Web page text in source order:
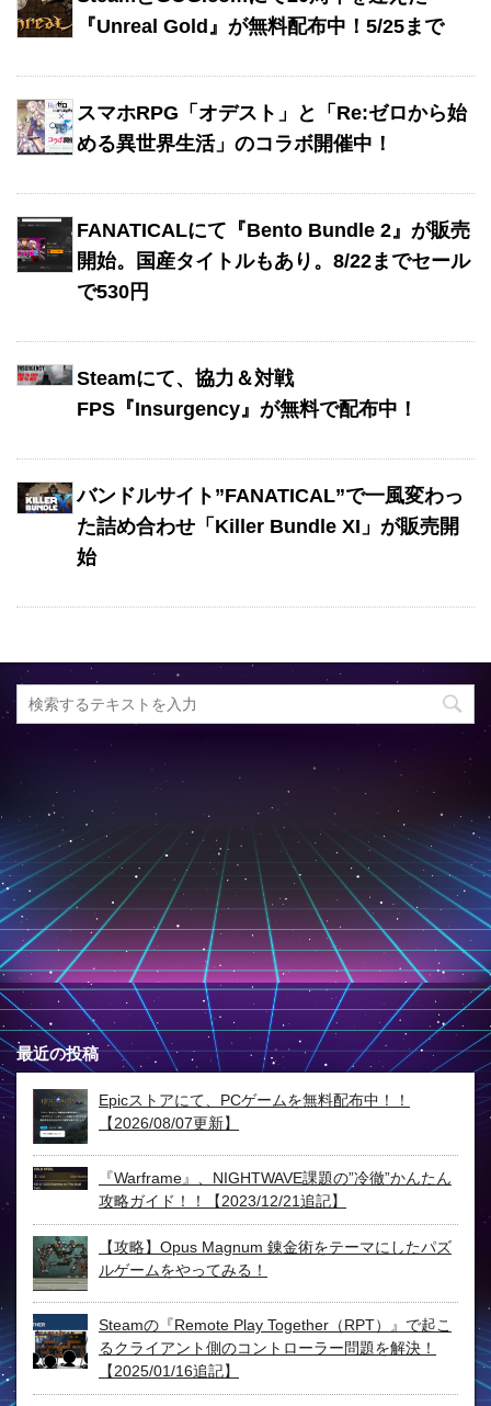
『Unreal Gold』が無料配布中！5/25まで
スマホRPG「オデスト」と「Re:ゼロから始
める異世界生活」のコラボ開催中！
FANATICALにて『Bento Bundle 2』が販売
開始。国産タイトルもあり。8/22までセール
で530円
Steamにて、協力＆対戦
FPS『Insurgency』が無料で配布中！
バンドルサイト”FANATICAL”で一風変わっ
た詰め合わせ「Killer Bundle XI」が販売開
始
最近の投稿
Epicストアにて、PCゲームを無料配布中！！
【2026/08/07更新】
『Warframe』、NIGHTWAVE課題の”冷徹”かんたん
攻略ガイド！！【2023/12/21追記】
【攻略】Opus Magnum 錬金術をテーマにしたパズ
ルゲームをやってみる！
Steamの『Remote Play Together（RPT）』で起こ
るクライアント側のコントローラー問題を解決！
【2025/01/16追記】